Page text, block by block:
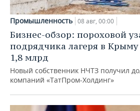
Промышленность 08 авг, 00:00
Бизнес-обзор: пороховой
подрядчика лагеря в
1,8 млрд
Новый собственник НЧТЗ получил
компаний «ТатПром-Холдинг»